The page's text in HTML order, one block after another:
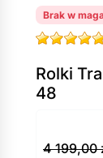
Brak w
Rolki
48
4 199,00